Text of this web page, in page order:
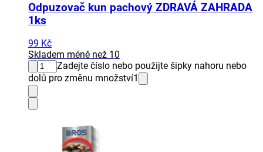
Odpuzovač kun pachový ZDRAVÁ ZAHRADA
1ks
99 Kč
Skladem méně než 10
Zadejte číslo nebo použijte šipky nahoru nebo
dolů pro změnu množství1